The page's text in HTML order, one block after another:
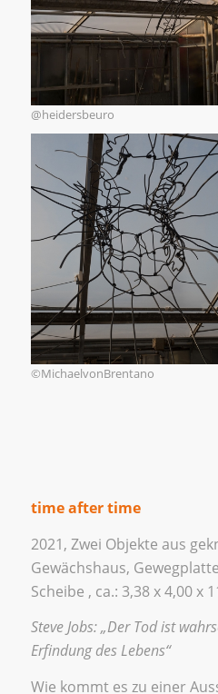
@heidersbeuro
©MichaelvonBrentano
time after time
2021, Zwei Objekte aus
Gewächshaus,
Scheibe , ca.: 3,38 x 4,00 x
Steve Jobs: „Der Tod ist
Erfindung des Lebens“
Wie kommt es zu einer